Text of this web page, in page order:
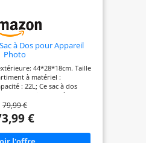
à Dos pour Appareil
Photo
44*28*18cm. Taille
à matériel :
: 22L; Ce sac à dos
appareil photo à coque
différentes marques
Les inserts modulaires
de séparateurs individuels
photo, flashs et objectifs.
un compartiment pour
79,99 €
€